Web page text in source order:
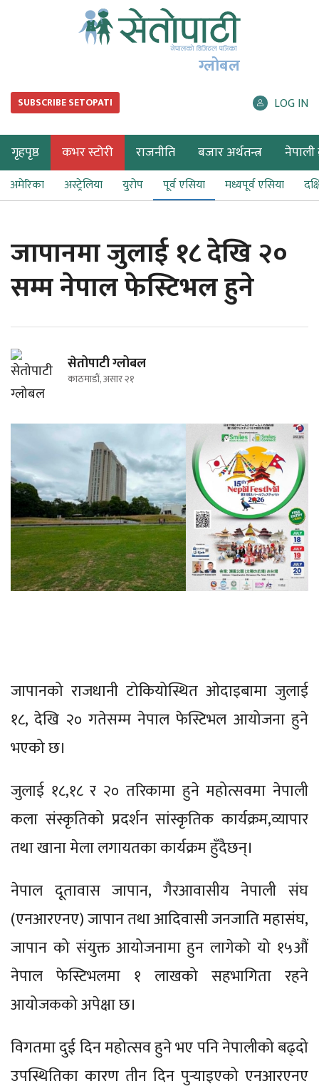
ग्लोबल
SUBSCRIBE SETOPATI LOG IN
गृहपृष्ठ कभर स्टोरी राजनीति बजार अर्थतन्त्र नेपाली
अमेरिका अस्ट्रेलिया युरोप पूर्व एसिया मध्यपूर्व एसिया
जापानमा जुलाई १८ देखि २०
सम्म नेपाल फेस्टिभल हुने
सेतोपाटी ग्लोबल
काठमाडौं, असार २१
जापानको राजधानी टोकियोस्थित ओदाइबामा जुलाई
१८, देखि २० गतेसम्म नेपाल फेस्टिभल आयोजना हुने
भएको छ।
जुलाई १८,१८ र २० तरिकामा हुने महोत्सवमा नेपाली
कला संस्कृतिको प्रदर्शन सांस्कृतिक कार्यक्रम,व्यापार
तथा खाना मेला लगायतका कार्यक्रम हुँदैछन्।
नेपाल दूतावास जापान, गैरआवासीय नेपाली संघ
(एनआरएनए) जापान तथा आदिवासी जनजाति महासंघ,
जापान को संयुक्त आयोजनामा हुन लागेको यो १५औं
नेपाल फेस्टिभलमा १ लाखको सहभागिता रहने
आयोजकको अपेक्षा छ।
विगतमा दुई दिन महोत्सव हुने भए पनि नेपालीको बढ्दो
उपस्थितिका कारण तीन दिन पुर्‍याइएको एनआरएनए